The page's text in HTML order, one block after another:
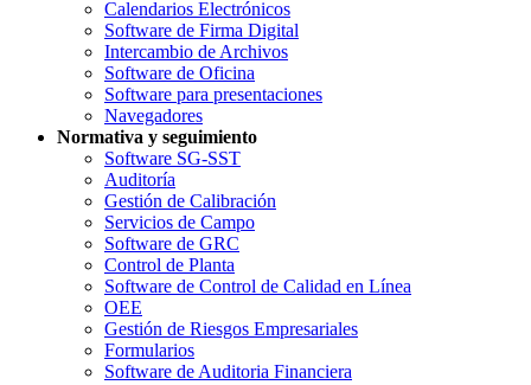
Calendarios Electrónicos
Software de Firma Digital
Intercambio de Archivos
Software de Oficina
Software para presentaciones
Navegadores
Normativa y seguimiento
Software SG-SST
Auditoría
Gestión de Calibración
Servicios de Campo
Software de GRC
Control de Planta
Software de Control de Calidad en Línea
OEE
Gestión de Riesgos Empresariales
Formularios
Software de Auditoria Financiera